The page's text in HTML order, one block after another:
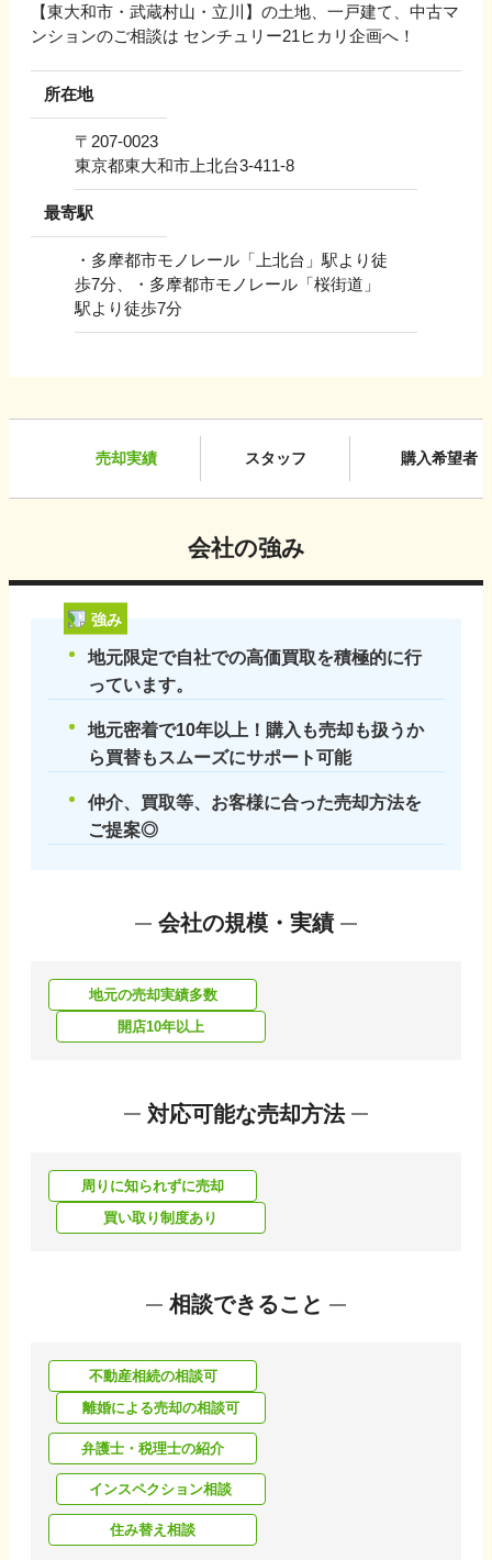
【東大和市・武蔵村山・立川】の土地、一戸建て、中古マ
ンションのご相談は センチュリー21ヒカリ企画へ！
所在地
〒 207-0023
東京都東大和市上北台3-411-8
最寄駅
・多摩都市モノレール「上北台」駅より徒
歩7分、・多摩都市モノレール「桜街道」
駅より徒歩7分
売却実績 スタッフ 購入希望者
会社の強み
強み
地元限定で自社での高価買取を積極的に行
っています。
地元密着で10年以上！購入も売却も扱うか
ら買替もスムーズにサポート可能
仲介、買取等、お客様に合った売却方法を
ご提案◎
会社の規模・実績
地元の売却実績多数
開店10年以上
対応可能な売却方法
周りに知られずに売却
買い取り制度あり
相談できること
不動産相続の相談可
離婚による売却の相談可
弁護士・税理士の紹介
インスペクション相談
住み替え相談